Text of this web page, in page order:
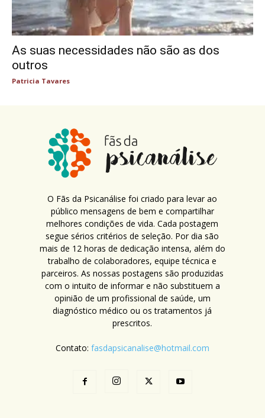
As suas necessidades não são as dos
outros
Patricia Tavares
O Fãs da Psicanálise foi criado para levar ao
público mensagens de bem e compartilhar
melhores condições de vida. Cada postagem
segue sérios critérios de seleção. Por dia são
mais de 12 horas de dedicação intensa, além do
trabalho de colaboradores, equipe técnica e
parceiros. As nossas postagens são produzidas
com o intuito de informar e não substituem a
opinião de um profissional de saúde, um
diagnóstico médico ou os tratamentos já
prescritos.
Contato: fasdapsicanalise@hotmail.com